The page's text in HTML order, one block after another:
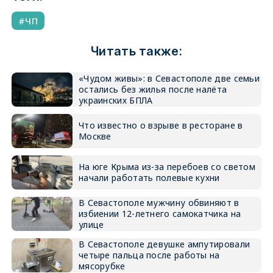
ЧП
Читать также:
«Чудом живы»: в Севастополе две семьи
остались без жилья после налёта
украинских БПЛА
Что известно о взрыве в ресторане в
Москве
На юге Крыма из-за перебоев со светом
начали работать полевые кухни
В Севастополе мужчину обвиняют в
избиении 12-летнего самокатчика на
улице
В Севастополе девушке ампутировали
четыре пальца после работы на
мясорубке